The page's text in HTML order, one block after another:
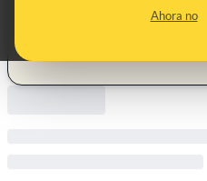
Ahora no